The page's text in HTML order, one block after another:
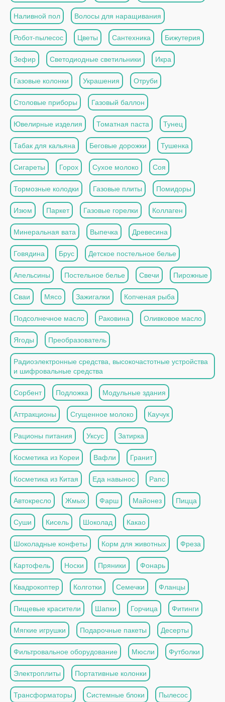
Наливной пол Волосы для наращивания
Робот-пылесос Цветы Сантехника Бижутерия
Зефир Светодиодные светильники Икра
Газовые колонки Украшения Отруби
Столовые приборы Газовый баллон
Ювелирные изделия Томатная паста Тунец
Табак для кальяна Беговые дорожки Тушенка
Сигареты Горох Сухое молоко Соя
Тормозные колодки Газовые плиты Помидоры
Изюм Паркет Газовые горелки Коллаген
Минеральная вата Выпечка Древесина
Говядина Брус Детское постельное белье
Апельсины Постельное белье Свечи Пирожные
Сваи Мясо Зажигалки Копченая рыба
Подсолнечное масло Раковина Оливковое масло
Ягоды Преобразователь
Радиоэлектронные средства, высокочастотные устройства
и шифровальные средства
Сорбент Подложка Модульные здания
Аттракционы Сгущенное молоко Каучук
Рационы питания Уксус Затирка
Косметика из Кореи Вафли Гранит
Косметика из Китая Еда навынос Рапс
Автокресло Жмых Фарш Майонез Пицца
Суши Кисель Шоколад Какао
Шоколадные конфеты Корм для животных Фреза
Картофель Носки Пряники Фонарь
Квадрокоптер Колготки Семечки Фланцы
Пищевые красители Шапки Горчица Фитинги
Мягкие игрушки Подарочные пакеты Десерты
Фильтровальное оборудование Мюсли Футболки
Электроплиты Портативные колонки
Трансформаторы Системные блоки Пылесос